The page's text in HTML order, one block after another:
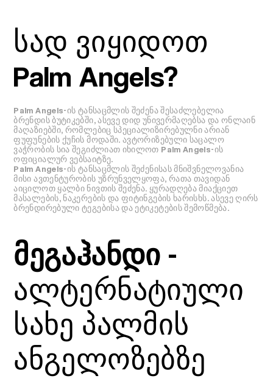
სად ვიყიდოთ
Palm Angels?
Palm Angels-ის ტანსაცმლის შეძენა შესაძლებელია
ბრენდის ბუტიკებში, ასევე დიდ უნივერმაღებსა და ონლაინ
მაღაზიებში, რომლებიც სპეციალიზირებულნი არიან
ფუფუნების ქუჩის მოდაში. ავტორიზებული საცალო
ვაჭრობის სია შეგიძლიათ იხილოთ Palm Angels-ის
ოფიციალურ ვებსაიტზე.
Palm Angels-ის ტანსაცმლის შეძენისას მნიშვნელოვანია
მისი ავთენტურობის უზრუნველყოფა, რათა თავიდან
აიცილოთ ყალბი ნივთის შეძენა. ყურადღება მიაქციეთ
მასალების, ნაკერების და ფიტინგების ხარისხს. ასევე ღირს
ბრენდირებული ტეგებისა და ეტიკეტების შემოწმება.
მეგაჰანდი -
ალტერნატიული
სახე პალმის
ანგელოზებზე